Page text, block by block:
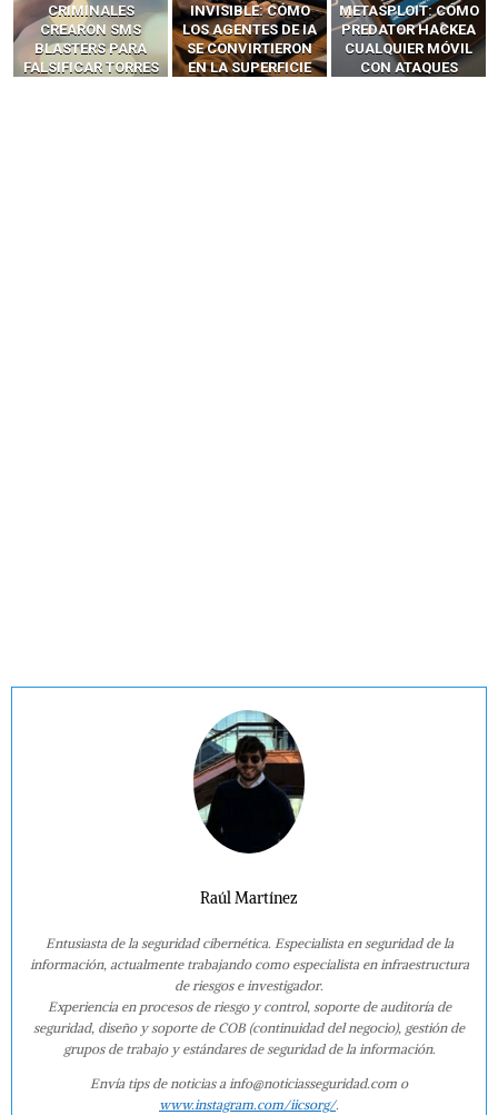
INVISIBLE: CÓMO
LOS AGENTES DE IA
SE CONVIRTIERON
EN LA SUPERFICIE
METASPLOIT: CÓMO
PREDATOR HACKEA
CUALQUIER MÓVIL
CON ATAQUES
INTERCEPTAN OTPS
Y LLAMADAS
MÓVILES SIN
‘HACKEAR’ — EL
Raúl Martínez
Entusiasta de la seguridad cibernética. Especialista en seguridad de la
información, actualmente trabajando como especialista en infraestructura
de riesgos e investigador.
Experiencia en procesos de riesgo y control, soporte de auditoría de
seguridad, diseño y soporte de COB (continuidad del negocio), gestión de
grupos de trabajo y estándares de seguridad de la información.
Envía tips de noticias a info@noticiasseguridad.com o
www.instagram.com/iicsorg/.